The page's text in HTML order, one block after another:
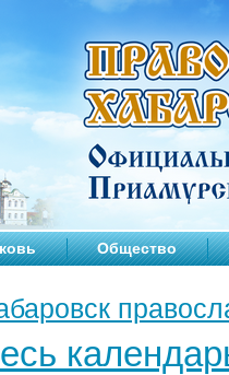
Общество